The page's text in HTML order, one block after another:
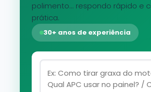
polimento... respondo rápido e
prática.
30+ anos de experiência